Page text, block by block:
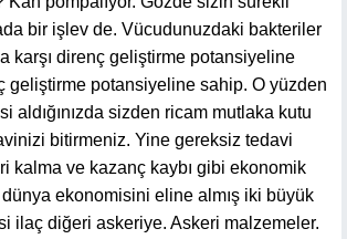
bir işlev de. Vücudunuzdaki bakteriler
karşı direnç geliştirme potansiyeline
geliştirme potansiyeline sahip. O yüzden
aldığınızda sizden ricam mutlaka kutu
bitirmeniz. Yine gereksiz tedavi
kalma ve kazanç kaybı gibi ekonomik
ekonomisini eline almış iki büyük
ilaç diğeri askeriye. Askeri malzemeler.